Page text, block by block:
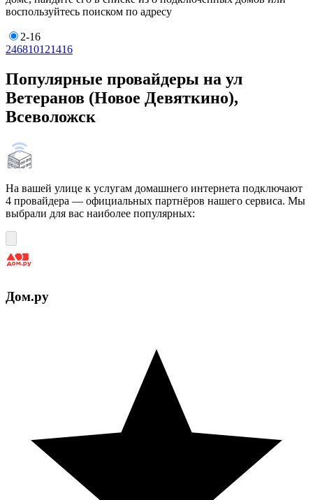
воспользуйтесь поиском по адресу
2-16
246810121416
Популярные провайдеры на ул
Ветеранов (Новое Девяткино),
Всеволожск
На вашей улице к услугам домашнего интернета подключают
4 провайдера — официальных партнёров нашего сервиса. Мы
выбрали для вас наиболее популярных:
Дом.ру